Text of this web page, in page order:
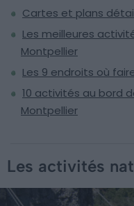
Cartes et plans
Les meilleures
Montpellier
Les 9 endroits où
10 activités au bord
Montpellier
Les activités